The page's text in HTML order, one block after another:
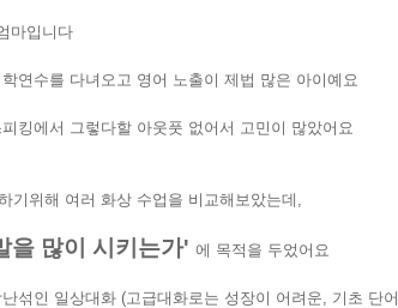
마입니다
연수를 다녀오고 영어 노출이 제법 많은 아이예요
킹에서 그렇다할 아웃풋 없어서 고민이 많았어요
기위해 여러 화상 수업을 비교해보았는데,
을 많이 시키는가' 에 목적을 두었어요
섞인 일상대화 (고급대화로는 성장이 어려운, 기초 단